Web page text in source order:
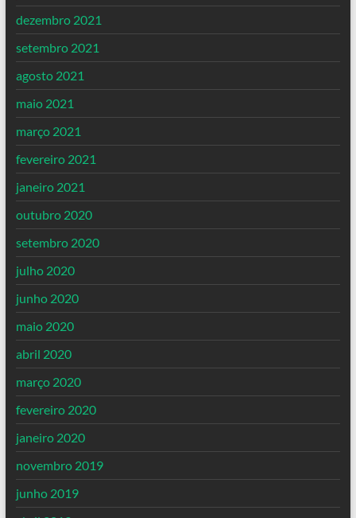
dezembro 2021
setembro 2021
agosto 2021
maio 2021
março 2021
fevereiro 2021
janeiro 2021
outubro 2020
setembro 2020
julho 2020
junho 2020
maio 2020
abril 2020
março 2020
fevereiro 2020
janeiro 2020
novembro 2019
junho 2019